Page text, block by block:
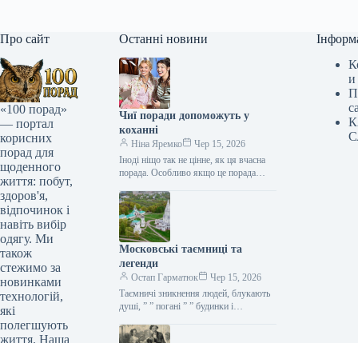
Про сайт
«100 порад»
— портал
корисних
порад для
щоденного
життя: побут,
здоров'я,
відпочинок і
навіть вибір
одягу. Ми
також
стежимо за
новинками
технологій,
які
полегшують
життя. Наша
Останні новини
Чиї поради допоможуть у
коханні
Ніна Яремко
Чер 15, 2026
Іноді ніщо так не цінне, як ця вчасна
порада. Особливо якщо це порада
косметолога, тренера, стиліста…
Московські таємниці та
легенди
Остап Гарматюк
Чер 15, 2026
Таємничі зникнення людей, блукають
душі, ” ” погані ” ” будинки і
Щоб…
и